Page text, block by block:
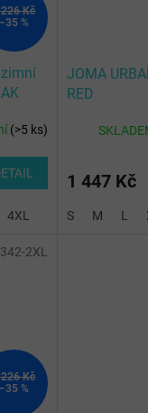
Kč
–35 %
(>5 ks)
4XL
JOMA
RED
1 447 Kč
S M L
Kč
–35 %
2XL